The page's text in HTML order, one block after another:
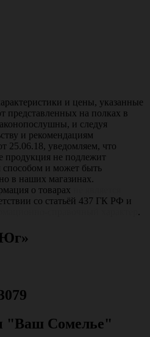
и цены, указанные
представленных на полках в
и следуя
и рекомендациям
25.06.18, уведомляем, что
продукция не подлежит
и может быть
в наших магазинах.
о товарах
со статьёй 437 ГК РФ и
.
"Ваш Сомелье"